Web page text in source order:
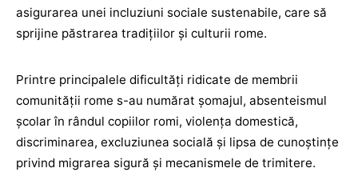
asigurarea unei incluziuni sociale sustenabile, care să
sprijine păstrarea tradițiilor și culturii rome.
Printre principalele dificultăți ridicate de membrii
comunității rome s-au numărat șomajul, absenteismul
școlar în rândul copiilor romi, violența domestică,
discriminarea, excluziunea socială și lipsa de cunoștințe
privind migrarea sigură și mecanismele de trimitere.